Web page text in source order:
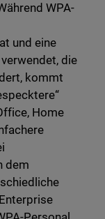
WPA-
und eine
die
kommt
Home
dem